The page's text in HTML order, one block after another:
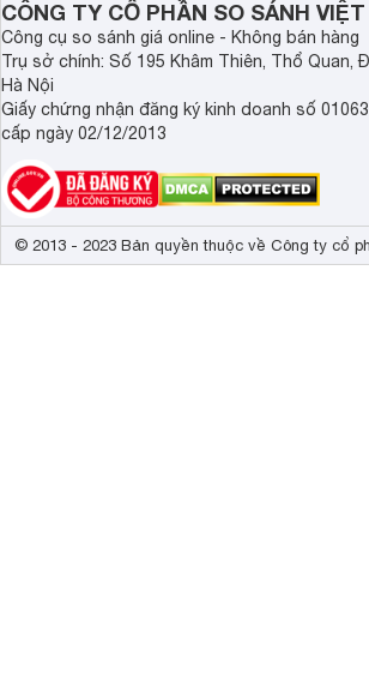
CÔNG TY CỔ PHẦN SO SÁNH
Công cụ so sánh giá online - Không bán hàng
Trụ sở chính: Số 195 Khâm Thiên, Thổ Quan,
Hà Nội
Giấy chứng nhận đăng ký kinh doanh số
cấp ngày 02/12/2013
© 2013 - 2023 Bản quyền thuộc về Công ty cổ